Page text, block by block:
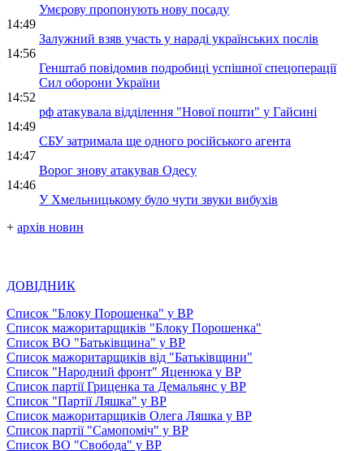
Умєрову пропонують нову посаду
14:49
Залужний взяв участь у нараді українських послів
14:56
Генштаб повідомив подробиці успішної спецоперації
Сил оборони України
14:52
рф атакувала відділення "Нової пошти" у Гайсині
14:49
СБУ затримала ще одного російського агента
14:47
Ворог знову атакував Одесу
14:46
У Хмельницькому було чути звуки вибухів
+ архів новин
ДОВІДНИК
Список "Блоку Порошенка" у ВР
Список мажоритарщиків "Блоку Порошенка"
Список ВО "Батьківщина" у ВР
Список мажоритарщиків від "Батьківщини"
Список "Народний фронт" Яценюка у ВР
Список партії Гриценка та Демальянс у ВР
Список "Партії Ляшка" у ВР
Список мажоритарщиків Олега Ляшка у ВР
Список партії "Самопоміч" у ВР
Список ВО "Свобода" у ВР